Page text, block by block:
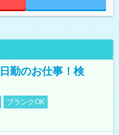
勤のお仕事！検
ブランクOK